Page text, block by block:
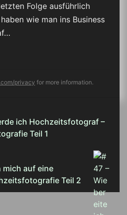
Folge ausführlich
wie man ins Business
WIE BEREITE ICH MICH AUF EINE
privacy for more information.
ich Hochzeitsfotograf –
Teil 1
mich auf eine
Teil 2